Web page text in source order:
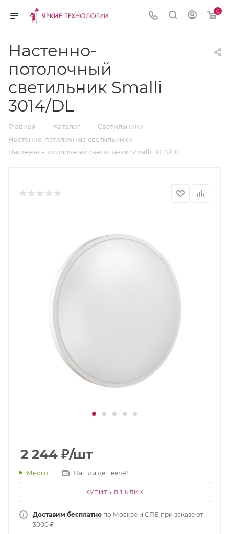
0
Настенно-
потолочный
светильник Smalli
3014/DL
Главная — Каталог — Светильники —
Настенно-потолочные светильники —
Настенно-потолочный светильник Smalli 3014/DL
2 244 ₽/шт
Много Нашли дешевле?
КУПИТЬ В 1 КЛИК
Доставим бесплатно по Москве и СПБ при заказе от
3000 ₽